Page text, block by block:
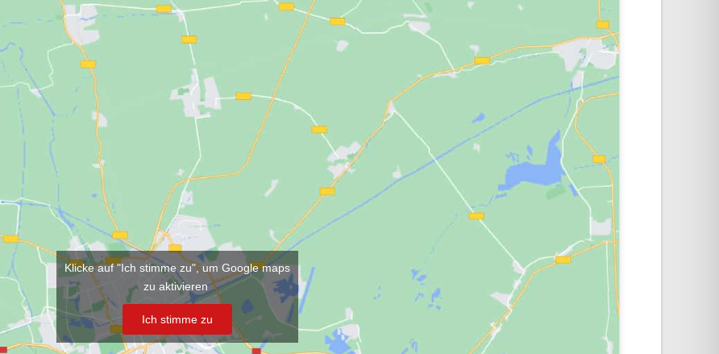
Klicke auf "Ich stimme zu", um Google maps
zu aktivieren
Ich stimme zu